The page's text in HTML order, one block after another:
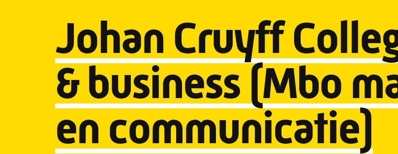
Johan Cruyff
& business (Mbo
en communicatie)